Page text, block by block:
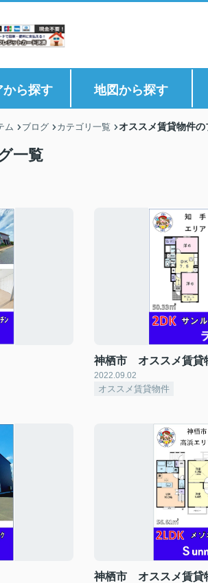
から探す 地図から探す
ム ブログ カテゴリ一覧 オススメ賃貸物件の
一覧
神栖市 オススメ賃貸
2022.09.02
オススメ賃貸物件
神栖市 オススメ賃貸